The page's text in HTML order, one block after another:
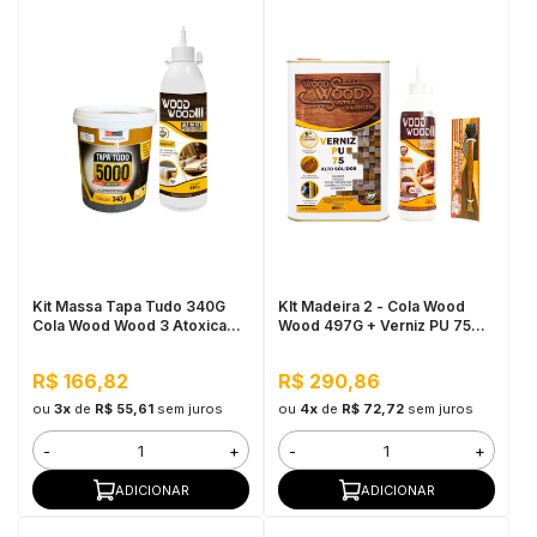
Kit Massa Tapa Tudo 340G
Cola Wood Wood 3 Atoxica
R$ 166,82
ou 3xde R$ 55,61 sem juros
- +
ADICIONAR
KIt Madeira 2 - Cola Wood
Wood 497G + Verniz PU 75
R$ 290,86
ou 4xde R$ 72,72 sem juros
- +
ADICIONAR